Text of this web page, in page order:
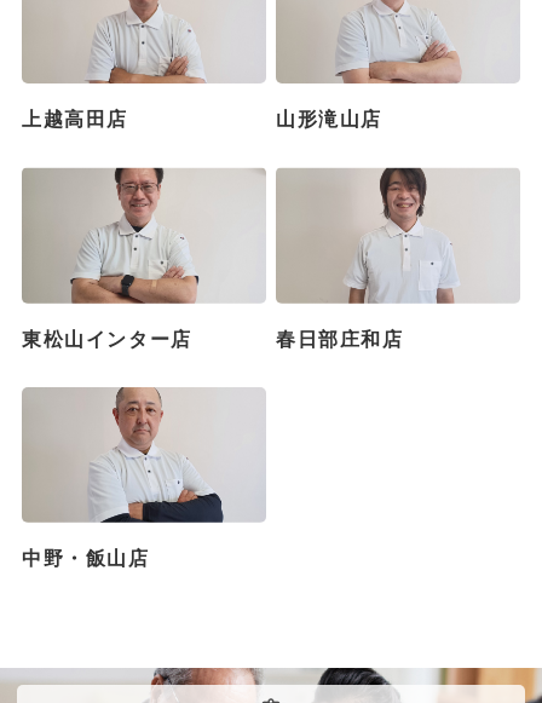
上越高田店 山形滝山店
東松山インター店 春日部庄和店
中野・飯山店